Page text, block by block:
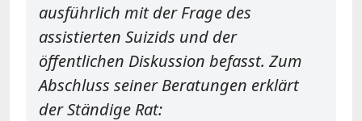
ausführlich mit der Frage des
assistierten Suizids und der
öffentlichen Diskussion befasst. Zum
Abschluss seiner Beratungen erklärt
der Ständige Rat: